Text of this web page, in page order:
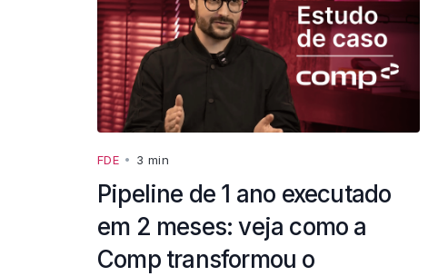
FDE • 3 min
Pipeline de 1 ano executado
em 2 meses: veja como a
Comp transformou o